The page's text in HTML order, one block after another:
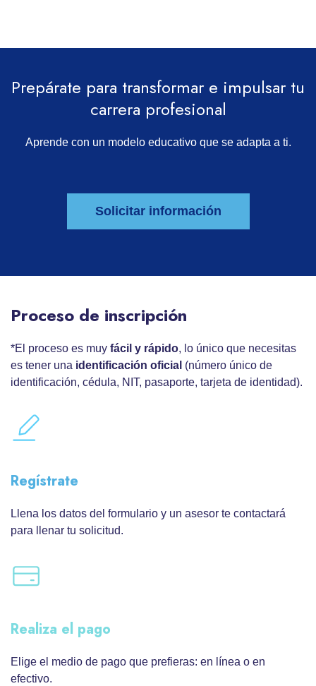
Prepárate para transformar e impulsar tu
carrera profesional
Aprende con un modelo educativo que se adapta a ti.
Solicitar información
Proceso de inscripción
*El proceso es muy fácil y rápido, lo único que necesitas
es tener una identificación oficial (número único de
identificación, cédula, NIT, pasaporte, tarjeta de identidad).
Regístrate
Llena los datos del formulario y un asesor te contactará
para llenar tu solicitud.
Realiza el pago
Elige el medio de pago que prefieras: en línea o en
efectivo.